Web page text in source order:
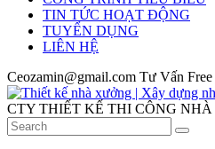
TIN TỨC HOẠT ĐỘNG
TUYỂN DỤNG
LIÊN HỆ
Ceozamin@gmail.com Tư Vấn Free
CTY THIẾT KẾ THI CÔNG